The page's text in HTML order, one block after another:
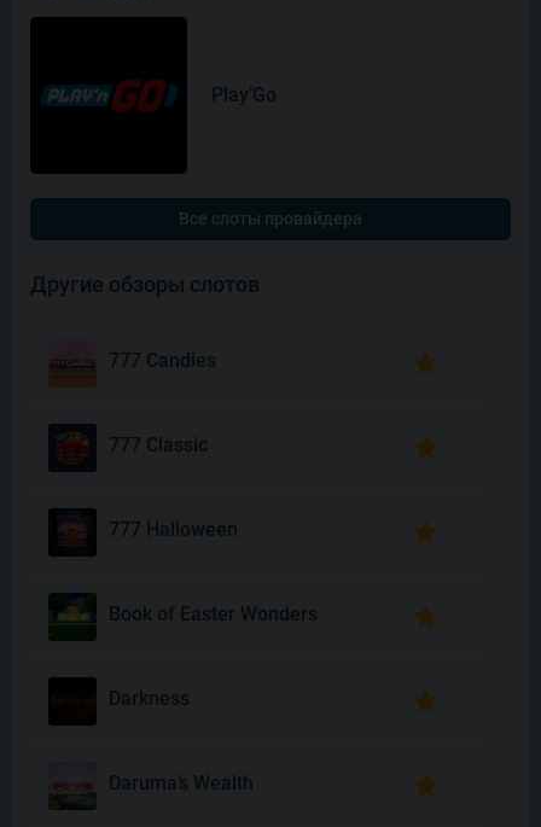
Play’Go
Все слоты провайдера
Другие обзоры слотов
777 Candies
777 Classic
777 Halloween
Book of Easter Wonders
Darkness
Daruma’s Wealth